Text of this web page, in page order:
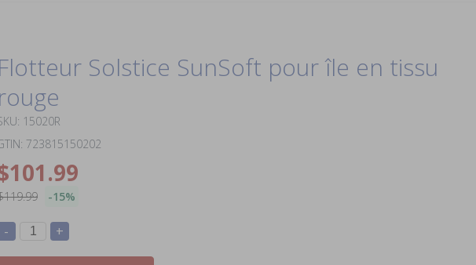
Flotteur Solstice SunSoft pour île en tissu
rouge
15020R
723815150202
-15%
- +